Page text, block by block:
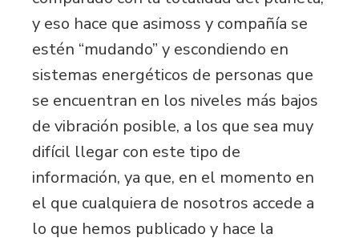
y eso hace que asimoss y compañía se
estén “mudando” y escondiendo en
sistemas energéticos de personas que
se encuentran en los niveles más bajos
de vibración posible, a los que sea muy
difícil llegar con este tipo de
información, ya que, en el momento en
el que cualquiera de nosotros accede a
lo que hemos publicado y hace la